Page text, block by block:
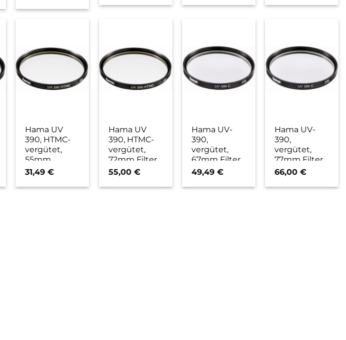
Hama UV
390, HTMC-
vergütet,
55mm
31,49€
Hama UV
390, HTMC-
vergütet,
72mm Filter
55,00 €
Hama UV-
390,
vergütet,
67mm Filter
49,49€
Hama UV-
390,
vergütet,
77mm Filter
66,00€